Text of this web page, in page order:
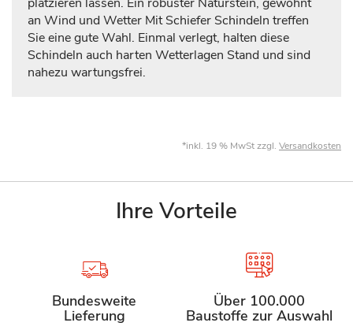
an Wind und Wetter Mit Schiefer Schindeln treffen
Sie eine gute Wahl. Einmal verlegt, halten diese
Schindeln auch harten Wetterlagen Stand und sind
nahezu wartungsfrei.
*inkl. 19 % MwSt zzgl. Versandkosten
Ihre Vorteile
Bundesweite
Lieferung
Über 100.000
Baustoffe zur Auswahl